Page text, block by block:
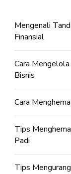
Mengenali
Finansial
Cara
Bisnis
Cara
Tips
Padi
Tips